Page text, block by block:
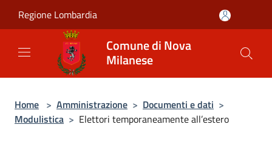
Regione Lombardia
Comune di Nova
Milanese
Home > Amministrazione > Documenti e dati >
Modulistica > Elettori temporaneamente all’estero